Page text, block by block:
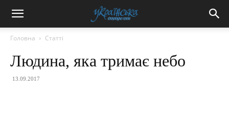
Головна Статті
Людина, яка тримає небо
13.09.2017